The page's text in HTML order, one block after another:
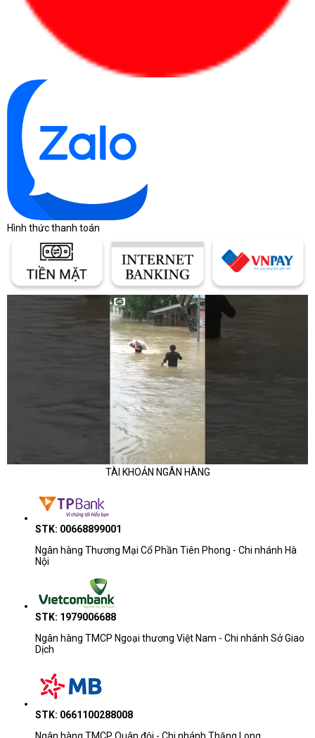
Phần mềm đi kèm – tối ưu trải nghiệm làm việc ngay từ
ngày đầu
Dell Inspiron 14 5441 được cài sẵn
hình cụ thể), giúp người dùng có thể sử dụng ngay sau khi mở máy
mà không cần cài đặt thêm hệ điều hành. Đây là yếu tố quan trọng,
đặc biệt với người dùng không chuyên về kỹ thuật hoặc doanh
nghiệp cần triển khai nhanh.
tối ưu trải nghiệm sử dụng.
cho phép tự động
kiểm tra tình trạng phần cứng, cập nhật driver và cảnh báo sớm các
vấn đề có thể phát sinh, giúp người dùng chủ động hơn trong việc
Dell Update hỗ trợ cập nhật BIOS và driver chính
thống, đảm bảo hệ thống luôn hoạt động ổn định và tương thích tốt
Đối với nhu cầu học tập và làm việc, người dùng có thể dễ dàng cài
đặt thêm bộ Microsoft Office, phần mềm họp trực tuyến hoặc các
công cụ làm việc doanh nghiệp. Máy tính CDC sẵn sàng hỗ trợ cài
đặt phần mềm cơ bản, tối ưu hệ thống và kiểm tra toàn bộ máy
trước khi bàn giao, giúp người dùng yên tâm sử dụng ngay từ ngày
Đánh giá tổng quan – laptop 14 inch đáng tin cậy cho dân văn
Dell Inspiron 14 5441 71069158 là lựa chọn lý tưởng cho người dùng
cần một chiếc máy nhỏ gọn, bền, pin tốt và đủ mạnh cho công việc
mà tập trung vào trải nghiệm ổn định, mượt và dễ sử dụng — đúng
giá, đây là chiếc laptop “lành”, đẹp và bền, phù hợp cho cả người
dùng mới lẫn người cần nâng cấp từ laptop cũ.
Máy tính CDC cung cấp Inspiron 14 5441 chính hãng, hỗ trợ kiểm tra
máy – cài đặt phần mềm – tối ưu hệ thống trước khi bàn giao. Nếu
bạn đang cần một chiếc laptop làm việc, học tập ổn định, bền bỉ và
nhỏ gọn để mang theo mỗi ngày, Inspiron 14 5441 sẽ là lựa chọn làm
Hình thức thanh toán
TÀI KHOẢN NGÂN HÀNG
STK: 00668899001
Ngân hàng Thương Mại Cổ Phần Tiên Phong - Chi nhánh Hà
Nội
STK: 1979006688
Ngân hàng TMCP Ngoại thương Việt Nam - Chi nhánh Sở Giao
Dịch
STK: 0661100288008
Ngân hàng TMCP Quân đội - Chi nhánh Thăng Long